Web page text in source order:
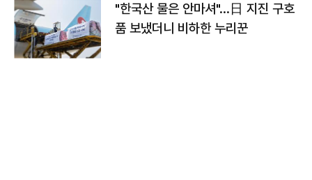
"한국산 물은 안마셔"…日 지진 구호
품 보냈더니 비하한 누리꾼